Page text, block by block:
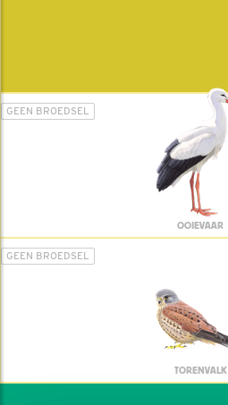
GEEN BROEDSEL
OOIEVAAR
GEEN BROEDSEL
TORENVALK